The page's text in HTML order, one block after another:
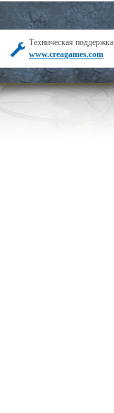
Техническая поддержка
www.creagames.com